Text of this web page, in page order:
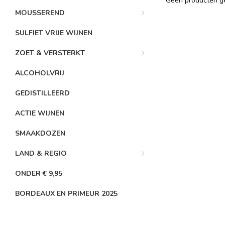
MOUSSEREND
SULFIET VRIJE WIJNEN
ZOET & VERSTERKT
ALCOHOLVRIJ
GEDISTILLEERD
ACTIE WIJNEN
SMAAKDOZEN
LAND & REGIO
ONDER € 9,95
BORDEAUX EN PRIMEUR 2025